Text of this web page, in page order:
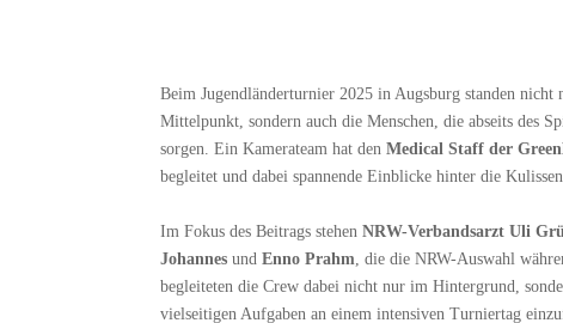
Beim Jugendländerturnier 2025 in Augsburg standen
Mittelpunkt, sondern auch die Menschen, die abseits des
sorgen. Ein Kamerateam hat denMedical Staff der
begleitet und dabei spannende Einblicke hinter die
Im Fokus des Beitrags stehenNRW-Verbandsarzt Uli
Johannes undEnno Prahm, die die NRW-Auswahl
begleiteten die Crew dabei nicht nur im Hintergrund,
vielseitigen Aufgaben an einem intensiven Turniertag